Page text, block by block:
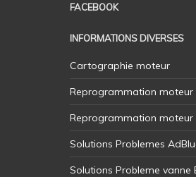
FACEBOOK
INFORMATIONS DIVERSES
Cartographie moteur
Reprogrammation moteur
Reprogrammation moteur
Solutions Problemes
Solutions Probleme vanne